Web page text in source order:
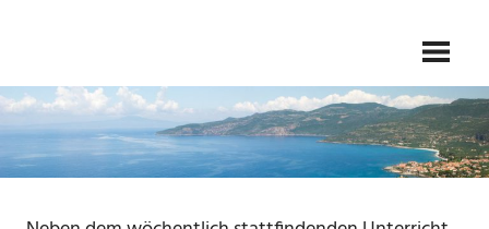
SCHULE
FLIEDER
–
Meditation